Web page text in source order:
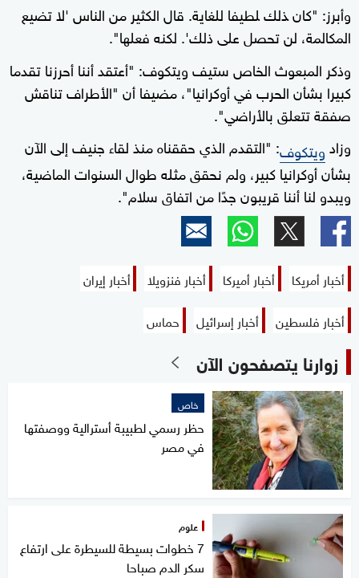
وأبرز: "‌كان ‍ذلك ‍لطيفا للغاية. قال الكثير من الناس '‌لا تضيع
المكالمة، لن تحصل على ذلك'. لكنه فعلها".
وذكر المبعوث الخاص ستيف ويتكوف: "أعتقد أننا أحرزنا تقدما
كبيرا بشأن الحرب في أوكرانيا"، مضيفا أن "الأطراف تناقش
صفقة تتعلق بالأراضي".
وزادويتكوف: "التقدم الذي حققناه منذ لقاء جنيف إلى الآن
بشأن أوكرانيا كبير، ولم نحقق مثله طوال السنوات الماضية،
ويبدو لنا أننا قريبون جدًا من اتفاق سلام".
أخبار أمريكا أخبار أميركا أخبار فنزويلا
أخبار إيران
أخبار فلسطين
أخبار إسرائيل حماس
زوارنا يتصفحون الآن
خاص
حظر رسمي لطبيبة أسترالية ووصفتها
في مصر
علوم
7 خطوات بسيطة للسيطرة على ارتفاع
سكر الدم صباحا